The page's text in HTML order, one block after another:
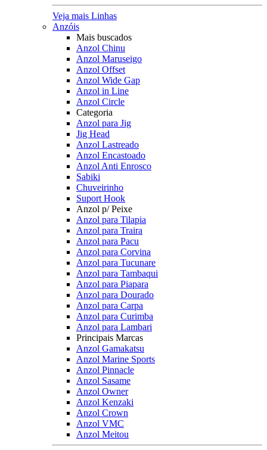
Veja mais Linhas
Anzóis
Mais buscados
Anzol Chinu
Anzol Maruseigo
Anzol Offset
Anzol Wide Gap
Anzol in Line
Anzol Circle
Categoria
Anzol para Jig
Jig Head
Anzol Lastreado
Anzol Encastoado
Anzol Anti Enrosco
Sabiki
Chuveirinho
Suport Hook
Anzol p/ Peixe
Anzol para Tilapia
Anzol para Traira
Anzol para Pacu
Anzol para Corvina
Anzol para Tucunare
Anzol para Tambaqui
Anzol para Piapara
Anzol para Dourado
Anzol para Carpa
Anzol para Curimba
Anzol para Lambari
Principais Marcas
Anzol Gamakatsu
Anzol Marine Sports
Anzol Pinnacle
Anzol Sasame
Anzol Owner
Anzol Kenzaki
Anzol Crown
Anzol VMC
Anzol Meitou